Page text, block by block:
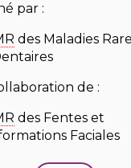
par :
des Maladies
de :
des Fentes et
Faciales